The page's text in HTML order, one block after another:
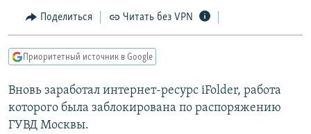
Вернутся
главной
навигации
Вернутся
поиску
МНЕНИЯ
IDEL.РЕАЛИИ
КАВКАЗ.РЕАЛИИ
СЕВЕР.РЕАЛИИ
Поделиться Читать без VPN
Приоритетный источник в Google
Вновь заработал интернет-ресурс iFolder, работа
которого была заблокирована по распоряжению
ГУВД Москвы.